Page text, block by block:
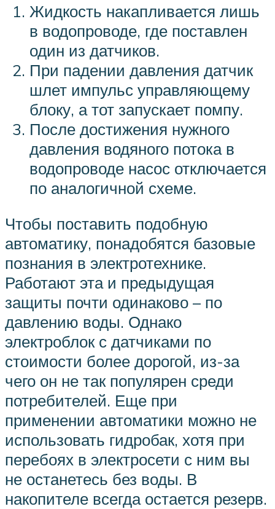
Жидкость накапливается лишь
в водопроводе, где поставлен
один из датчиков.
При падении давления датчик
шлет импульс управляющему
блоку, а тот запускает помпу.
После достижения нужного
давления водяного потока в
водопроводе насос отключается
по аналогичной схеме.
Чтобы поставить подобную
автоматику, понадобятся базовые
познания в электротехнике.
Работают эта и предыдущая
защиты почти одинаково – по
давлению воды. Однако
электроблок с датчиками по
стоимости более дорогой, из-за
чего он не так популярен среди
потребителей. Еще при
применении автоматики можно не
использовать гидробак, хотя при
перебоях в электросети с ним вы
не останетесь без воды. В
накопителе всегда остается резерв.